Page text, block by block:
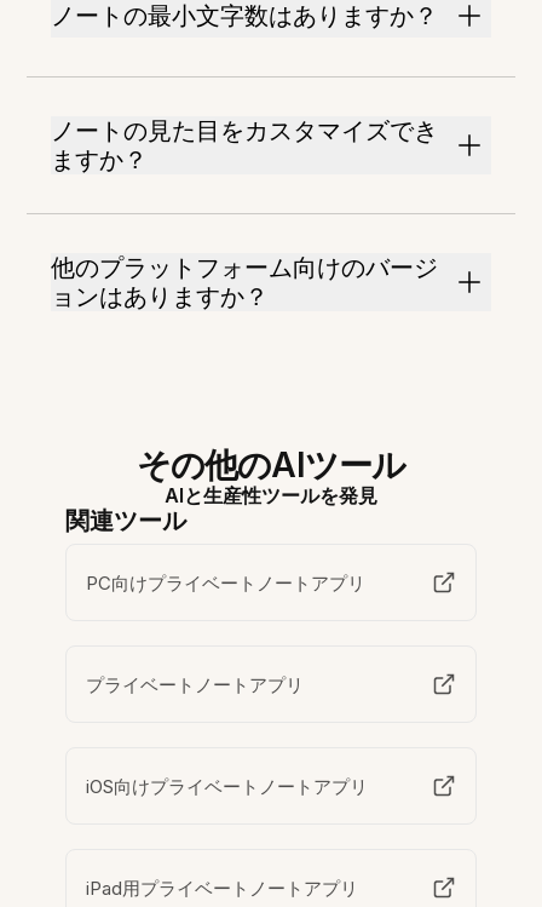
ノートの最小文字数はありますか？
ノートの見た目をカスタマイズでき
ますか？
他のプラットフォーム向けのバージ
ョンはありますか？
その他のAIツール
AIと生産性ツールを発見
関連ツール
PC向けプライベートノートアプリ
プライベートノートアプリ
iOS向けプライベートノートアプリ
iPad用プライベートノートアプリ